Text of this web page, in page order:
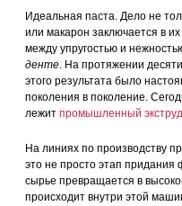
Идеальная паста. Дело не
или макарон заключается в
между упругостью и
денте. На протяжении
этого результата было
поколения в поколение.
лежит промышленный
На линиях по производству
это не просто этап
сырье превращается в
происходит внутри этой